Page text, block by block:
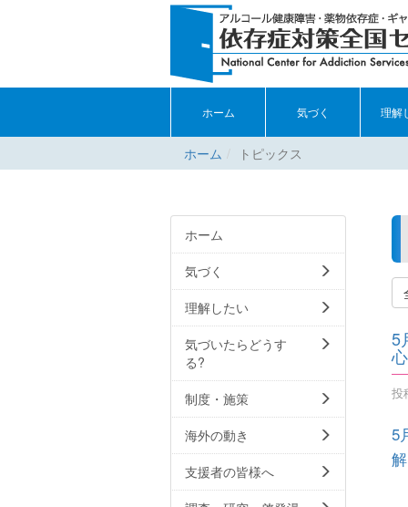
ホーム 気づく 理解
ホーム トピックス
5
投
5
ホーム
気づく
理解したい
気づいたらどうす
る?
制度・施策
海外の動き
支援者の皆様へ